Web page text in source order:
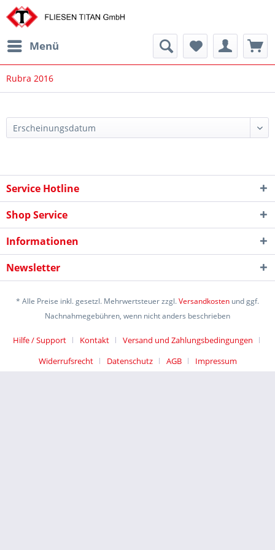
Menü
Rubra 2016
Service Hotline
Shop Service
Informationen
Newsletter
* Alle Preise inkl. gesetzl. Mehrwertsteuer zzgl.Versandkosten und ggf.
Nachnahmegebühren, wenn nicht anders beschrieben
Hilfe / Support Kontakt
Versand und Zahlungsbedingungen
Widerrufsrecht
Datenschutz AGB Impressum